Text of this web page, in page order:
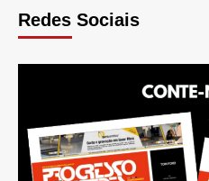
Redes Sociais